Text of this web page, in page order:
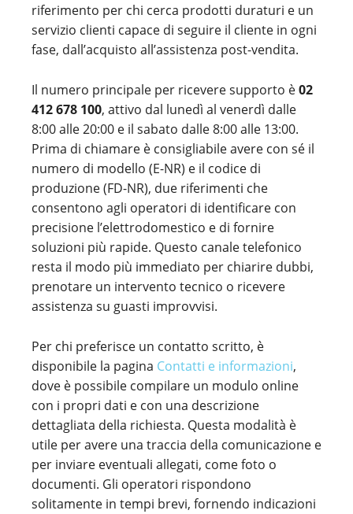
riferimento per chi cerca prodotti duraturi e un
servizio clienti capace di seguire il cliente in ogni
fase, dall’acquisto all’assistenza post-vendita.
Il numero principale per ricevere supporto è02
412 678 100, attivo dal lunedì al venerdì dalle
8:00 alle 20:00 e il sabato dalle 8:00 alle 13:00.
Prima di chiamare è consigliabile avere con sé il
numero di modello (E-NR) e il codice di
produzione (FD-NR), due riferimenti che
consentono agli operatori di identificare con
precisione l’elettrodomestico e di fornire
soluzioni più rapide. Questo canale telefonico
resta il modo più immediato per chiarire dubbi,
prenotare un intervento tecnico o ricevere
assistenza su guasti improvvisi.
Per chi preferisce un contatto scritto, è
disponibile la pagina Contatti e informazioni,
dove è possibile compilare un modulo online
con i propri dati e con una descrizione
dettagliata della richiesta. Questa modalità è
utile per avere una traccia della comunicazione e
per inviare eventuali allegati, come foto o
documenti. Gli operatori rispondono
solitamente in tempi brevi, fornendo indicazioni